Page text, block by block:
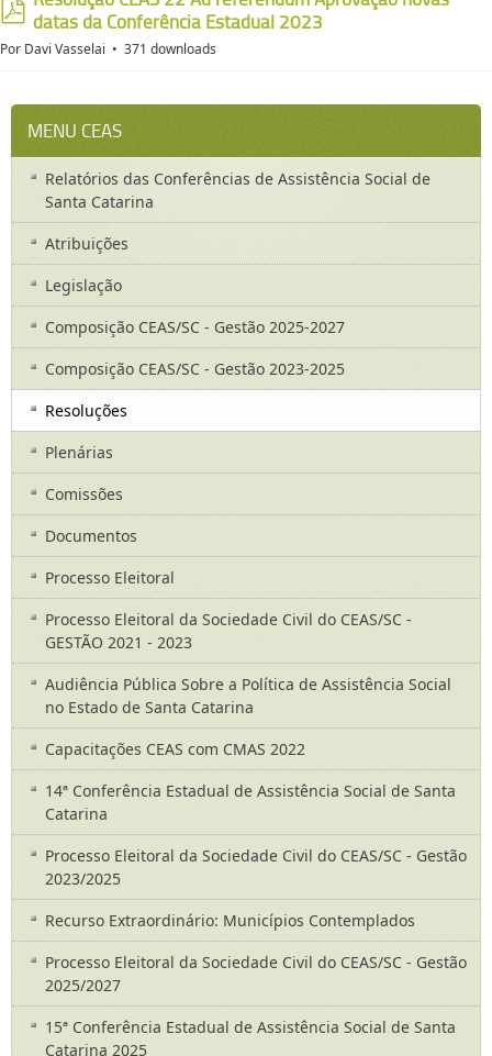
pdf
datas da Conferência Estadual 2023
Por Davi Vasselai 371 downloads
MENU CEAS
Relatórios das Conferências de Assistência Social de
Santa Catarina
Atribuições
Legislação
Composição CEAS/SC - Gestão 2025-2027
Composição CEAS/SC - Gestão 2023-2025
Resoluções
Plenárias
Comissões
Documentos
Processo Eleitoral
Processo Eleitoral da Sociedade Civil do CEAS/SC -
GESTÃO 2021 - 2023
Audiência Pública Sobre a Política de Assistência Social
no Estado de Santa Catarina
Capacitações CEAS com CMAS 2022
14ª Conferência Estadual de Assistência Social de Santa
Catarina
Processo Eleitoral da Sociedade Civil do CEAS/SC - Gestão
2023/2025
Recurso Extraordinário: Municípios Contemplados
Processo Eleitoral da Sociedade Civil do CEAS/SC - Gestão
2025/2027
15ª Conferência Estadual de Assistência Social de Santa
Catarina 2025